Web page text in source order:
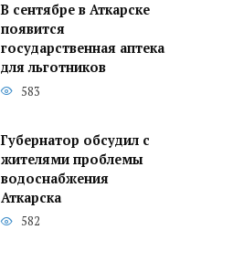
В сентябре в Аткарске
появится
государственная аптека
для льготников
583
Губернатор обсудил с
жителями проблемы
водоснабжения
Аткарска
582